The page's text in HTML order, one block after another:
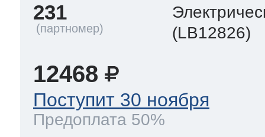
231
(LB12826)
12468
Поступит 30 ноября
Предоплата 50%